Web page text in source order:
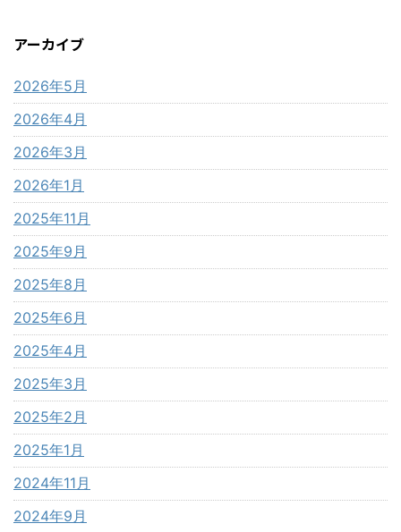
アーカイブ
2026年5月
2026年4月
2026年3月
2026年1月
2025年11月
2025年9月
2025年8月
2025年6月
2025年4月
2025年3月
2025年2月
2025年1月
2024年11月
2024年9月